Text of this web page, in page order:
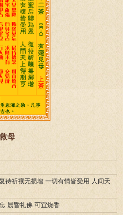
母
待祈禳无损增 一切有情皆受用 人间天
晨昏礼佛 可宜烧香